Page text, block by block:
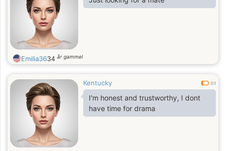
Emilia3634 år gammel
Kentucky 0.1
I'm honest and trustworthy, I dont
have time for drama